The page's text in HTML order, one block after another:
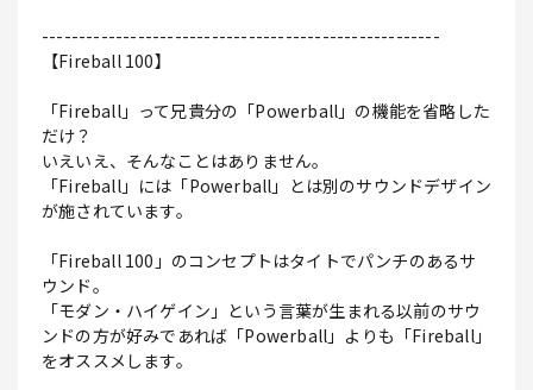
------------------------------------------------------
【Fireball 100】
「Fireball」って兄貴分の「Powerball」の機能を省略した
だけ？
いえいえ、そんなことはありません。
「Fireball」には「Powerball」とは別のサウンドデザイン
が施されています。
「Fireball 100」のコンセプトはタイトでパンチのあるサ
ウンド。
「モダン・ハイゲイン」という言葉が生まれる以前のサウ
ンドの方が好みであれば「Powerball」よりも「Fireball」
をオススメします。